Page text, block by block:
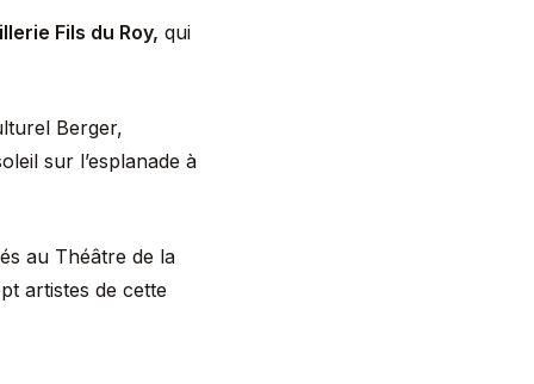
Fils du Roy, qui
Berger,
sur l’esplanade à
au Théâtre de la
artistes de cette